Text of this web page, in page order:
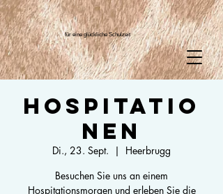
für eine glückliche Schulzeit
Hospitatio
nen
Di., 23. Sept.
  |
Heerbrugg
Besuchen Sie uns an einem
Hospitationsmorgen und erleben Sie die